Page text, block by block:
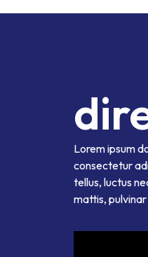
Lorem ipsum
consectetur
tellus, luctus
mattis,